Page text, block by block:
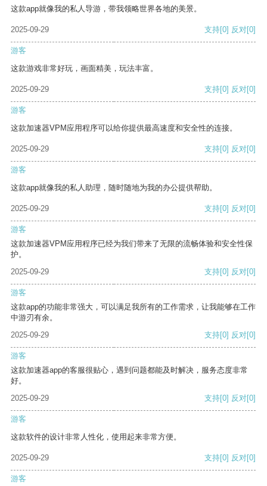
这款app就像我的私人导游，带我领略世界各地的美景。
2025-09-29 支持[0] 反对[0]
游客
这款游戏非常好玩，画面精美，玩法丰富。
2025-09-29 支持[0] 反对[0]
游客
这款加速器VPM应用程序可以给你提供最高速度和安全性的连接。
2025-09-29 支持[0] 反对[0]
游客
这款app就像我的私人助理，随时随地为我的办公提供帮助。
2025-09-29 支持[0] 反对[0]
游客
这款加速器VPM应用程序已经为我们带来了无限的流畅体验和安全性保
护。
2025-09-29
支持[0] 反对[0]
游客
这款app的功能非常强大，可以满足我所有的工作需求，让我能够在工作
中游刃有余。
2025-09-29
支持[0] 反对[0]
游客
这款加速器app的客服很贴心，遇到问题都能及时解决，服务态度非常
好。
2025-09-29
支持[0] 反对[0]
游客
这款软件的设计非常人性化，使用起来非常方便。
2025-09-29 支持[0] 反对[0]
游客